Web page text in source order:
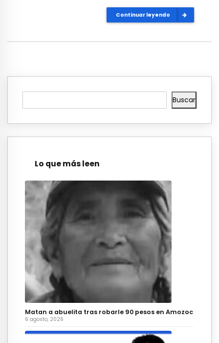
Continuar leyendo
Buscar
Lo que más leen
Matan a abuelita tras robarle 90 pesos en Amozoc
6 agosto, 2026